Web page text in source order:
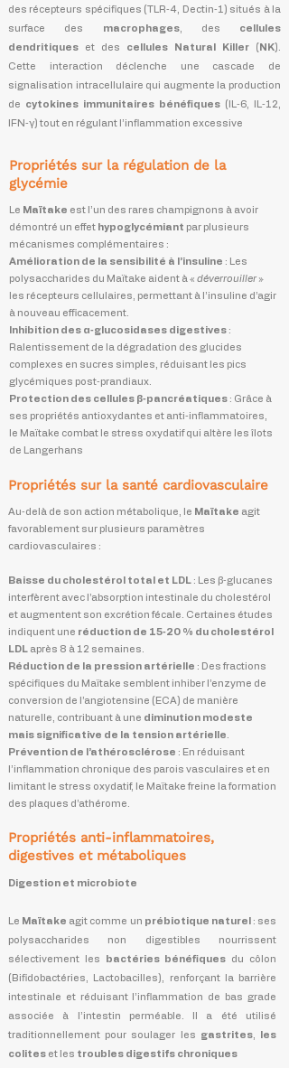
des récepteurs spécifiques (TLR‑4, Dectin‑1) situés à la
surface des
macrophages, des cellules
dendritiques et des cellules Natural Killer (NK)
Cette interaction déclenche une cascade de
signalisation intracellulaire qui augmente la production
de cytokines immunitaires bénéfiques (IL‑6, IL‑12,
IFN‑γ) tout en régulant l’inflammation excessive
Propriétés sur la régulation de la
glycémie
Le Maïtake est l’un des rares champignons à avoir
démontré un effet hypoglycémiant par plusieurs
mécanismes complémentaires :
Amélioration de la sensibilité à l’insuline : Les
polysaccharides du Maïtake aident à « déverrouiller»
les récepteurs cellulaires, permettant à l’insuline d’agir
à nouveau efficacement.
Inhibition des α‑glucosidases digestives :
Ralentissement de la dégradation des glucides
complexes en sucres simples, réduisant les pics
glycémiques post‑prandiaux.
Protection des cellules β‑pancréatiques : Grâce à
ses propriétés antioxydantes et anti‑inflammatoires,
le Maïtake combat le stress oxydatif qui altère les îlots
de Langerhans
Propriétés sur la santé cardiovasculaire
Au‑delà de son action métabolique, le Maïtake agit
favorablement sur plusieurs paramètres
cardiovasculaires :
Baisse du cholestérol total et LDL : Les β‑glucanes
interfèrent avec l’absorption intestinale du cholestérol
et augmentent son excrétion fécale. Certaines études
indiquent une réduction de 15‑20 % du cholestérol
LDL après 8 à 12 semaines.
Réduction de la pression artérielle : Des fractions
spécifiques du Maïtake semblent inhiber l’enzyme de
conversion de l’angiotensine (ECA) de manière
naturelle, contribuant à une diminution modeste
mais significative de la tension artérielle
Prévention de l’athérosclérose : En réduisant
l’inflammation chronique des parois vasculaires et en
limitant le stress oxydatif, le Maïtake freine la formation
des plaques d’athérome.
Propriétés anti‑inflammatoires,
digestives et métaboliques
Digestion et microbiote
Le Maïtake agit comme un prébiotique naturel
: ses
polysaccharides non digestibles nourrissent
sélectivement les
bactéries bénéfiques du côlon
(Bifidobactéries, Lactobacilles), renforçant la barrière
intestinale et réduisant l’inflammation de bas grade
associée à l’intestin perméable. Il a été utilisé
traditionnellement pour soulager les
gastrites,
les
colites et les troubles digestifs chroniques